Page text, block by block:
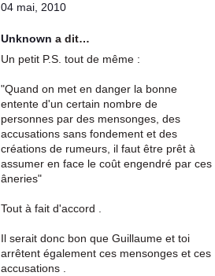
04 mai, 2010
Unknown a dit…
Un petit P.S. tout de même :
"Quand on met en danger la bonne
entente d'un certain nombre de
personnes par des mensonges, des
accusations sans fondement et des
créations de rumeurs, il faut être prêt à
assumer en face le coût engendré par ces
âneries"
Tout à fait d'accord .
Il serait donc bon que Guillaume et toi
arrêtent également ces mensonges et ces
accusations .